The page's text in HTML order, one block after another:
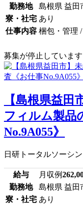
勤務地
島根県 益田
寮・社宅 あり
仕事内容 梱包・管理
募集が停止しています
【島根県益田
フィルム製品
No.9A055》
日研トータルソーシ
給与 月収例
勤務地
島根県 益田
寮・社宅 あり